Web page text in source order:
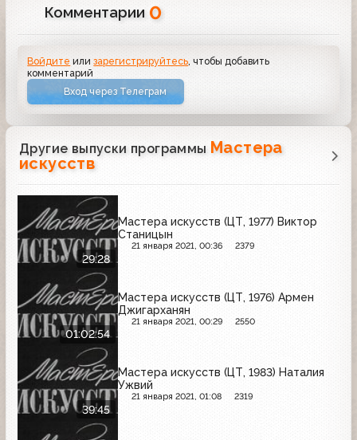
Комментарии 0
Войдите илизарегистрируйтесь , чтобы добавить
комментарий
Вход через Телеграм
Другие выпуски программы Мастера
искусств
29:28
Мастера искусств (ЦТ, 1977) Виктор
Станицын
21 января 2021, 00:36 2379
01:02:54
Мастера искусств (ЦТ, 1976) Армен
Джигарханян
21 января 2021, 00:29 2550
39:45
Мастера искусств (ЦТ, 1983) Наталия
Ужвий
21 января 2021, 01:08 2319